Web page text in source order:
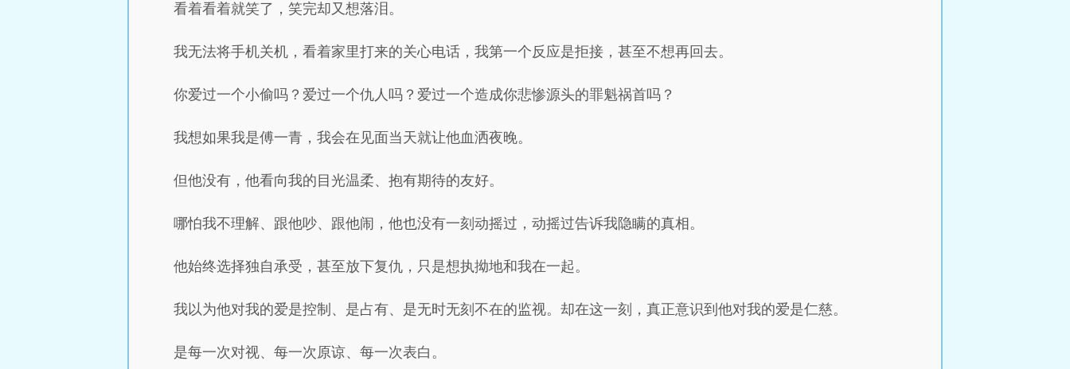
看着看着就笑了，笑完却又想落泪。
我无法将手机关机，看着家里打来的关心电话，我第一个反应是拒接，甚至不想再回去。
你爱过一个小偷吗？爱过一个仇人吗？爱过一个造成你悲惨源头的罪魁祸首吗？
我想如果我是傅一青，我会在见面当天就让他血洒夜晚。
但他没有，他看向我的目光温柔、抱有期待的友好。
哪怕我不理解、跟他吵、跟他闹，他也没有一刻动摇过，动摇过告诉我隐瞒的真相。
他始终选择独自承受，甚至放下复仇，只是想执拗地和我在一起。
我以为他对我的爱是控制、是占有、是无时无刻不在的监视。却在这一刻，真正意识到他对我的爱是仁慈。
是每一次对视、每一次原谅、每一次表白。